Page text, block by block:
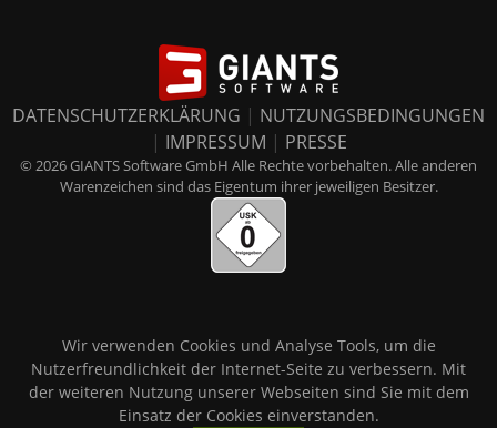
DATENSCHUTZERKLÄRUNG | NUTZUNGSBEDINGUNGEN
| IMPRESSUM | PRESSE
© 2026 GIANTS Software GmbH Alle Rechte vorbehalten. Alle anderen
Warenzeichen sind das Eigentum ihrer jeweiligen Besitzer.
Wir verwenden Cookies und Analyse Tools, um die
Nutzerfreundlichkeit der Internet-Seite zu verbessern. Mit
der weiteren Nutzung unserer Webseiten sind Sie mit dem
Einsatz der Cookies einverstanden.